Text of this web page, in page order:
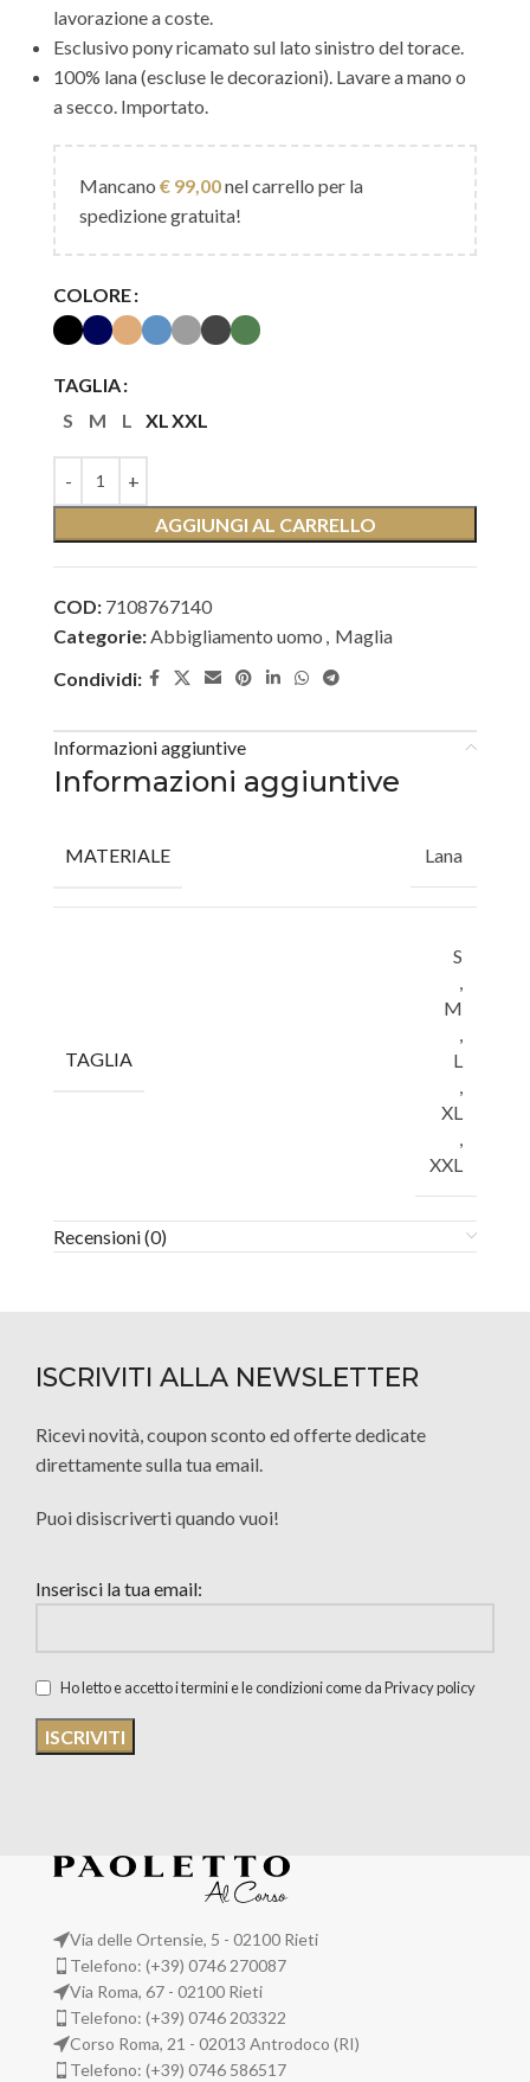
lavorazione a coste.
Esclusivo pony ricamato sul lato sinistro del torace.
100% lana (escluse le decorazioni). Lavare a mano o
a secco. Importato.
Mancano € 99,00nel carrello per la
spedizione gratuita!
COLORE
TAGLIA
S
M L XLXXL
AGGIUNGI AL CARRELLO
COD: 7108767140
Categorie: Abbigliamento uomo
Maglia
Condividi:
Informazioni aggiuntive
Informazioni aggiuntive
MATERIALE Lana
TAGLIA
S
M
L
XL
XXL
Recensioni (0)
ISCRIVITI ALLA NEWSLETTER
Ricevi novità, coupon sconto ed offerte dedicate
direttamente sulla tua email.
Puoi disiscriverti quando vuoi!
Inserisci la tua email:
Ho letto e accetto i termini e le condizioni come da Privacy policy
Via delle Ortensie, 5 - 02100 Rieti
Telefono: (+39) 0746 270087
Via Roma, 67 - 02100 Rieti
Telefono: (+39) 0746 203322
Corso Roma, 21 - 02013 Antrodoco (RI)
Telefono: (+39) 0746 586517